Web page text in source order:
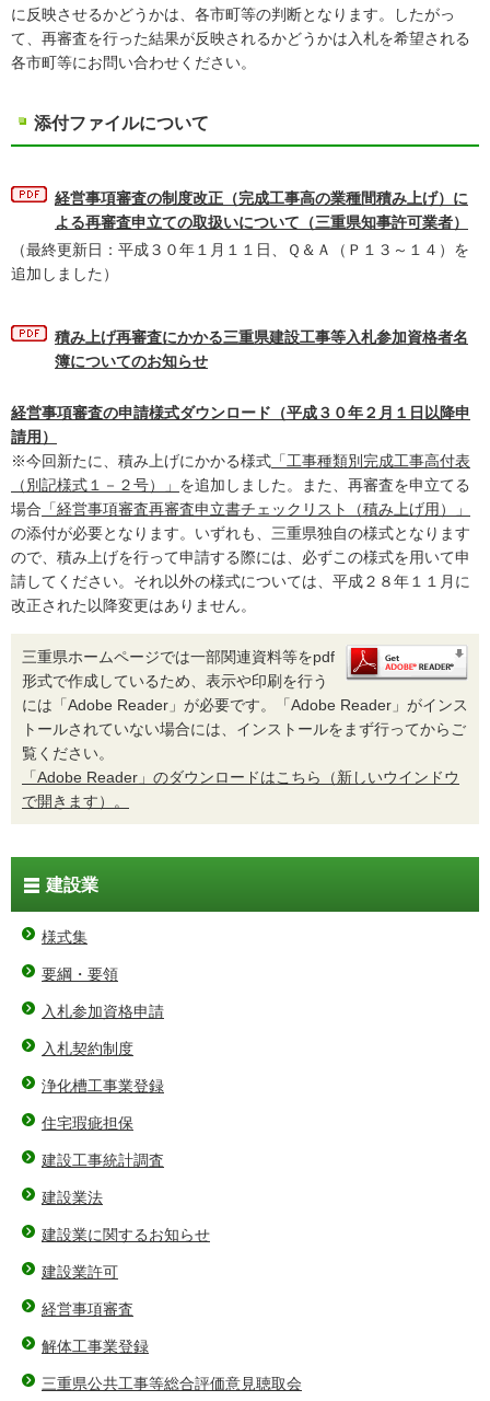
に反映させるかどうかは、各市町等の判断となります。したがっ
て、再審査を行った結果が反映されるかどうかは入札を希望される
各市町等にお問い合わせください。
添付ファイルについて
経営事項審査の制度改正（完成工事高の業種間積み上げ）に
よる再審査申立ての取扱いについて（三重県知事許可業者）
（最終更新日：平成３０年１月１１日、Ｑ＆Ａ（Ｐ１３～１４）を
追加しました）
積み上げ再審査にかかる三重県建設工事等入札参加資格者名
簿についてのお知らせ
経営事項審査の申請様式ダウンロード（平成３０年２月１日以降申
請用）
※今回新たに、積み上げにかかる様式 「工事種類別完成工事高付表
（別記様式１－２号）」 を追加しました。また、再審査を申立てる
場合 「経営事項審査再審査申立書チェックリスト（積み上げ用）」
の添付が必要となります。いずれも、三重県独自の様式となります
ので、積み上げを行って申請する際には、必ずこの様式を用いて申
請してください。それ以外の様式については、平成２８年１１月に
改正された以降変更はありません。
三重県ホームページでは一部関連資料等をpdf
形式で作成しているため、表示や印刷を行う
には「Adobe Reader」が必要です。「Adobe Reader」がインス
トールされていない場合には、インストールをまず行ってからご
覧ください。
「Adobe Reader」のダウンロードはこちら（新しいウインドウ
で開きます）。
建設業
様式集
要綱・要領
入札参加資格申請
入札契約制度
浄化槽工事業登録
住宅瑕疵担保
建設工事統計調査
建設業法
建設業に関するお知らせ
建設業許可
経営事項審査
解体工事業登録
三重県公共工事等総合評価意見聴取会